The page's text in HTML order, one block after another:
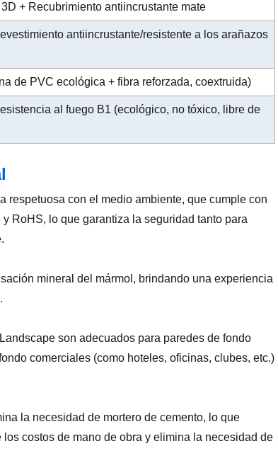
+ Recubrimiento antiincrustante mate
antiincrustante/resistente a los arañazos
de PVC ecológica + fibra reforzada, coextruida)
al fuego B1 (ecológico, no tóxico, libre de
respetuosa con el medio ambiente, que cumple con
RoHS, lo que garantiza la seguridad tanto para
mineral del mármol, brindando una experiencia
son adecuados para paredes de fondo
comerciales (como hoteles, oficinas, clubes, etc.)
la necesidad de mortero de cemento, lo que
costos de mano de obra y elimina la necesidad de